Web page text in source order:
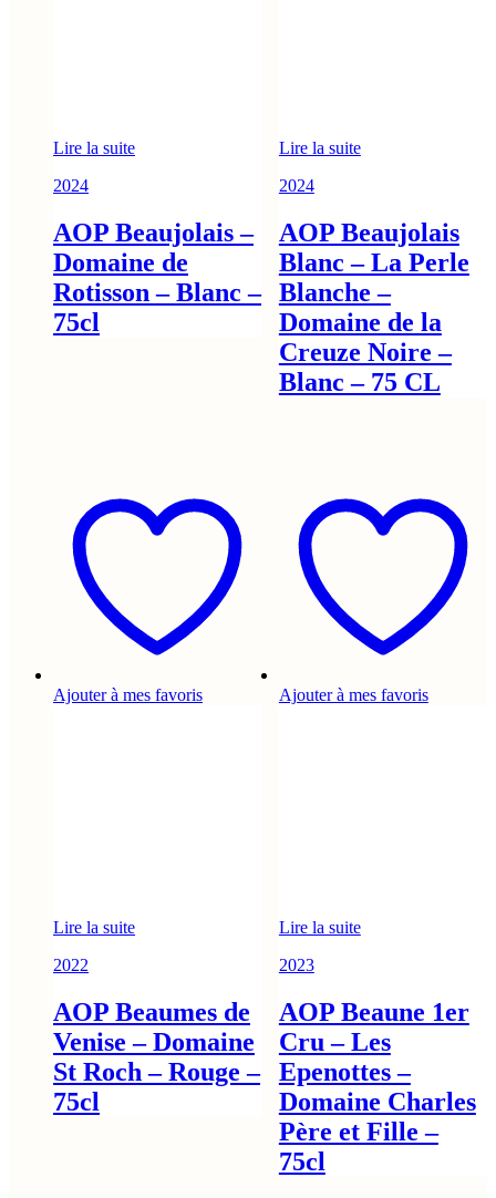
Lire la suite
2024
AOP Beaujolais –
Domaine de
Rotisson – Blanc –
75cl
Lire la suite
2024
AOP Beaujolais
Blanc – La Perle
Blanche –
Domaine de la
Creuze Noire –
Blanc – 75 CL
Ajouter à mes favoris
Lire la suite
2022
AOP Beaumes de
Venise – Domaine
St Roch – Rouge –
75cl
Ajouter à mes favoris
Lire la suite
2023
AOP Beaune 1er
Cru – Les
Epenottes –
Domaine Charles
Père et Fille –
75cl